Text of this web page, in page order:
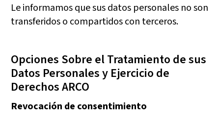
Le informamos que sus datos personales no son
transferidos o compartidos con terceros.
Opciones Sobre el Tratamiento de sus
Datos Personales y Ejercicio de
Derechos ARCO
Revocación de consentimiento